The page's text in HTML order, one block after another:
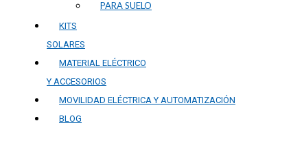
PARA SUELO
KITS
SOLARES
MATERIAL ELÉCTRICO
Y ACCESORIOS
MOVILIDAD ELÉCTRICA Y AUTOMATIZACIÓN
BLOG